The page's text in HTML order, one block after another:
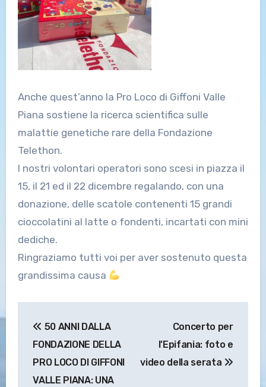
Anche quest’anno la Pro Loco di Giffoni Valle
Piana sostiene la ricerca scientifica sulle
malattie genetiche rare della Fondazione
Telethon.
I nostri volontari operatori sono scesi in piazza il
15, il 21 ed il 22 dicembre regalando, con una
donazione, delle scatole contenenti 15 grandi
cioccolatini al latte o fondenti, incartati con mini
dediche.
Ringraziamo tutti voi per aver sostenuto questa
grandissima causa
articoli
50 ANNI DALLA
FONDAZIONE DELLA
PRO LOCO DI GIFFONI
VALLE PIANA: UNA
Concerto per
l’Epifania: foto e
video della serata